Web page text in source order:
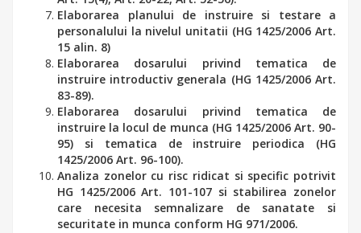
Elaborarea planului de instruire si testare a
personalului la nivelul unitatii (HG 1425/2006 Art.
15 alin. 8)
Elaborarea dosarului privind tematica de
instruire introductiv generala (HG 1425/2006 Art.
83-89).
Elaborarea dosarului privind tematica de
instruire la locul de munca (HG 1425/2006 Art. 90-
95) si tematica de instruire periodica (HG
1425/2006 Art. 96-100).
Analiza zonelor cu risc ridicat si specific potrivit
HG 1425/2006 Art. 101-107 si stabilirea zonelor
care necesita semnalizare de sanatate si
securitate in munca conform HG 971/2006.